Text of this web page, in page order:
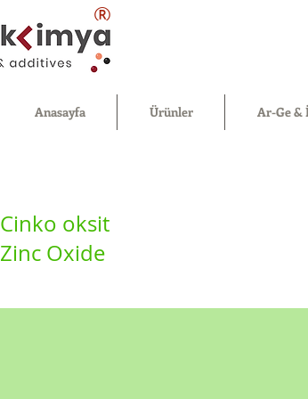
®
Anasayfa Ürünler Ar-Ge &
Cinko oksit
Zinc Oxide